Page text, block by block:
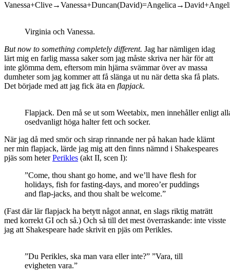
Virginia och Vanessa.
But now to something completely different. Jag har nämligen idag
lärt mig en farlig massa saker som jag måste skriva ner här för att
inte glömma dem, eftersom min hjärna svämmar över av massa
dumheter som jag kommer att få slänga ut nu när detta ska få plats.
Det började med att jag fick äta en flapjack.
Flapjack. Den må se ut som Weetabix, men innehåller enligt
osedvanligt höga halter fett och socker.
När jag då med smör och sirap rinnande ner på hakan hade klämt
ner min flapjack, lärde jag mig att den finns nämnd i Shakespeares
pjäs som heterPerikles (akt II, scen I):
”Come, thou shant go home, and we’ll have flesh for
holidays, fish for fasting-days, and moreo’er puddings
and flap-jacks, and thou shalt be welcome.”
(Fast där lär flapjack ha betytt något annat, en slags riktig maträtt
med korrekt GI och så.) Och så till det mest överraskande: inte visste
jag att Shakespeare hade skrivit en pjäs om Perikles.
”Du Perikles, ska man vara eller inte?” ”Vara, till
evigheten vara.”